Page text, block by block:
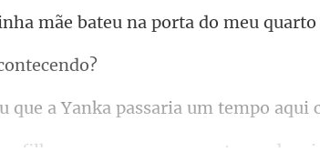
mãe bateu na porta
que a Yanka passaria u
nteceu